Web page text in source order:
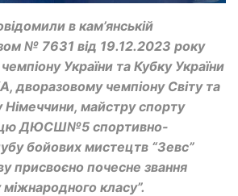
в кам’янській
№ 7631 від 19.12.2023 року
України та Кубку України
дворазовому чемпіону Світу та
Німеччини, майстру спорту
ДЮСШ№5 спортивно-
бойових мистецтв “Зевс”
присвоєно почесне звання
класу”.